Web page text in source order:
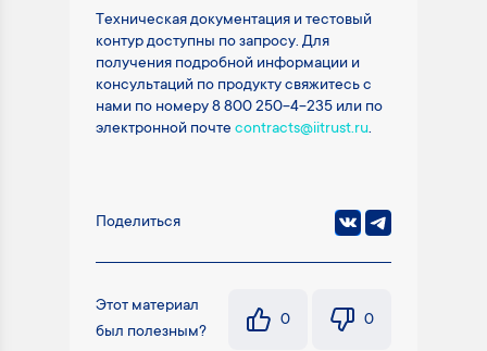
Техническая документация и тестовый
контур доступны по запросу. Для
получения подробной информации и
консультаций по продукту свяжитесь с
нами по номеру 8 800 250-4-235 или по
электронной почте contracts@iitrust.ru.
Поделиться
Этот материал
был полезным?
0 0